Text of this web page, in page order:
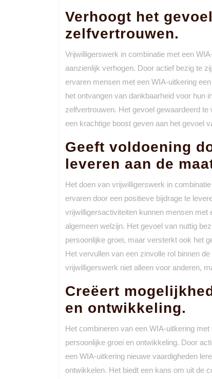
Verhoogt het
zelfvertrouwen.
Vrijwilligerswerk in combinatie met een
aanzienlijk verhogen. Door actief bezig te
ervaren mensen met een WIA-uitkering
het ontvangen van dankbaarheid voor hun
zelfvertrouwen. Het gevoel gewaardeerd
een krachtige boost geven aan het gevoel
Geeft voldoening
leveren aan de
Het doen van vrijwilligerswerk in
ervaren door een positieve bijdrage te
vrijwilligersactiviteiten kunnen mensen met
algemeen welzijn. Het gevoel van nuttig
persoonlijke groei, maar versterkt ook het
Het vervullen van een zinvolle rol binnen
vrijwilligerswerk niet alleen voor anderen,
Creëert
en ontwikkeling.
Het combineren van een WIA-uitkering
persoonlijke groei en ontwikkeling. Door
een WIA-uitkering nieuwe vaardigheden
ontwikkelen. Het biedt een kans om uit de